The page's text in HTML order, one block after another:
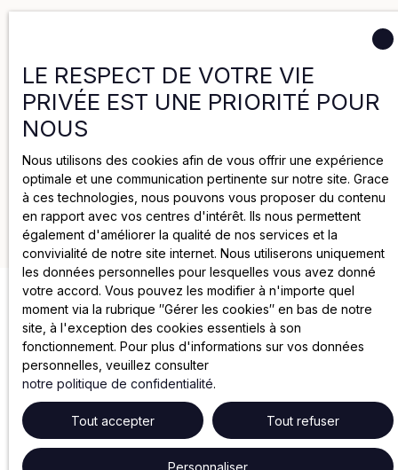
Politique de cookies
Mentions légales
2025 par Groupe Joya
LE RESPECT DE VOTRE VIE
PRIVÉE EST UNE PRIORITÉ POUR
NOUS
Nous utilisons des cookies afin de vous offrir une expérience
optimale et une communication pertinente sur notre site. Grace
à ces technologies, nous pouvons vous proposer du contenu
en rapport avec vos centres d'intérêt. Ils nous permettent
également d'améliorer la qualité de nos services et la
convivialité de notre site internet. Nous utiliserons uniquement
les données personnelles pour lesquelles vous avez donné
votre accord. Vous pouvez les modifier à n'importe quel
moment via la rubrique ″Gérer les cookies″ en bas de notre
site, à l'exception des cookies essentiels à son
fonctionnement. Pour plus d'informations sur vos données
personnelles, veuillez consulter
notre politique de confidentialité.
Tout accepter Tout refuser
Personnaliser